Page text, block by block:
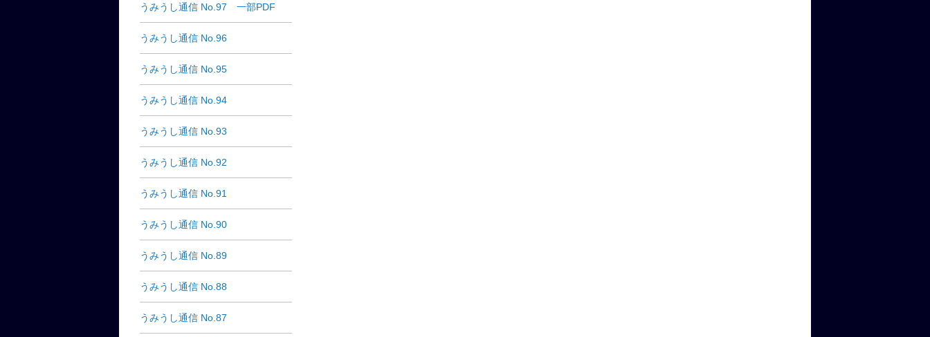
うみうし通信 No.97 一部PDF
うみうし通信 No.96
うみうし通信 No.95
うみうし通信 No.94
うみうし通信 No.93
うみうし通信 No.92
うみうし通信 No.91
うみうし通信 No.90
うみうし通信 No.89
うみうし通信 No.88
うみうし通信 No.87